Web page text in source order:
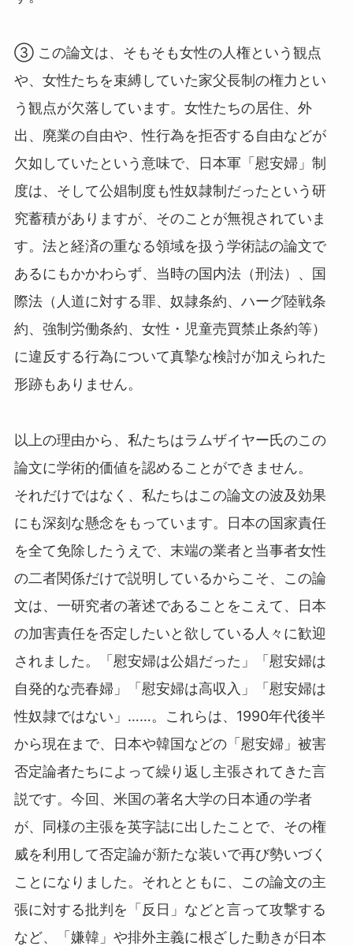
③ この論文は、そもそも女性の人権という観点
や、女性たちを束縛していた家父長制の権力とい
う観点が欠落しています。女性たちの居住、外
出、廃業の自由や、性行為を拒否する自由などが
欠如していたという意味で、日本軍「慰安婦」制
度は、そして公娼制度も性奴隷制だったという研
究蓄積がありますが、そのことが無視されていま
す。法と経済の重なる領域を扱う学術誌の論文で
あるにもかかわらず、当時の国内法（刑法）、国
際法（人道に対する罪、奴隷条約、ハーグ陸戦条
約、強制労働条約、女性・児童売買禁止条約等）
に違反する行為について真摯な検討が加えられた
形跡もありません。
以上の理由から、私たちはラムザイヤー氏のこの
論文に学術的価値を認めることができません。
それだけではなく、私たちはこの論文の波及効果
にも深刻な懸念をもっています。日本の国家責任
を全て免除したうえで、末端の業者と当事者女性
の二者関係だけで説明しているからこそ、この論
文は、一研究者の著述であることをこえて、日本
の加害責任を否定したいと欲している人々に歓迎
されました。「慰安婦は公娼だった」「慰安婦は
自発的な売春婦」「慰安婦は高収入」「慰安婦は
性奴隷ではない」……。これらは、1990年代後半
から現在まで、日本や韓国などの「慰安婦」被害
否定論者たちによって繰り返し主張されてきた言
説です。今回、米国の著名大学の日本通の学者
が、同様の主張を英字誌に出したことで、その権
威を利用して否定論が新たな装いで再び勢いづく
ことになりました。それとともに、この論文の主
張に対する批判を「反日」などと言って攻撃する
など、「嫌韓」や排外主義に根ざした動きが日本